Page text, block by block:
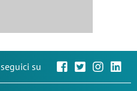
seguici su